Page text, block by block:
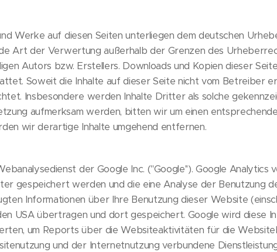
Werke auf diesen Seiten unterliegen dem deutschen
Art der Verwertung außerhalb der Grenzen des
Autors bzw. Erstellers. Downloads und Kopien dieser
Soweit die Inhalte auf dieser Seite nicht vom Betreiber
Insbesondere werden Inhalte Dritter als solche
aufmerksam werden, bitten wir um einen
wir derartige Inhalte umgehend entfernen.
der Google Inc. (''Google''). Google Analytics
gespeichert werden und die eine Analyse der Benutzung
Informationen über Ihre Benutzung dieser Website
USA übertragen und dort gespeichert. Google wird diese
um Reports über die Websiteaktivitäten für die
und der Internetnutzung verbundene